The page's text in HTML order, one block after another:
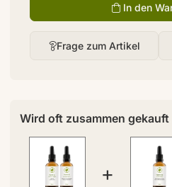
Frage zum Artikel
In den
Wird oft zusammen gekauft
+